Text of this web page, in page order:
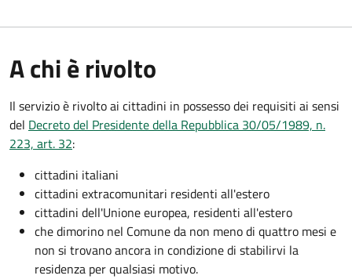
A chi è rivolto
Il servizio è rivolto ai cittadini in possesso dei requisiti ai sensi
del Decreto del Presidente della Repubblica 30/05/1989, n.
223, art. 32:
cittadini italiani
cittadini extracomunitari residenti all'estero
cittadini dell'Unione europea, residenti all'estero
che dimorino nel Comune da non meno di quattro mesi e
non si trovano ancora in condizione di stabilirvi la
residenza per qualsiasi motivo.